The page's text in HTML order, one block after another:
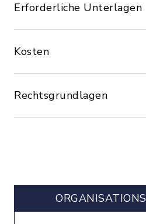
Erforderliche Unterlagen
Kosten
Rechtsgrundlagen